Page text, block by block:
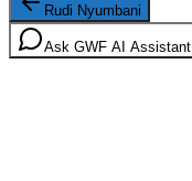
Rudi Nyumbani
Ask GWF AI Assistant